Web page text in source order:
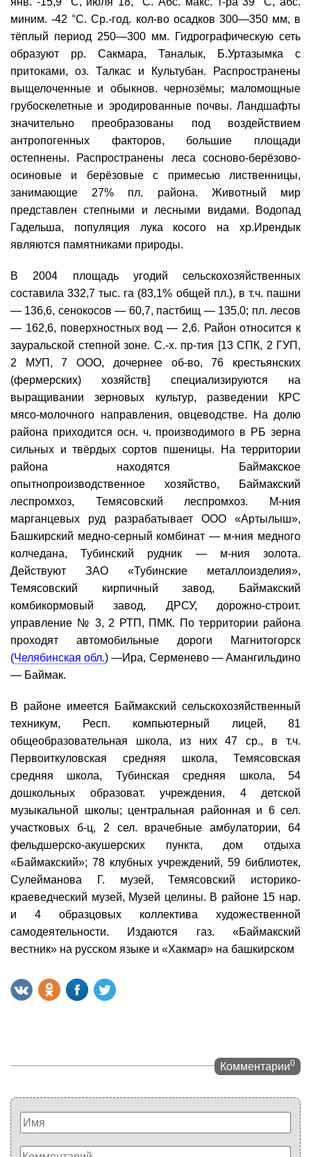
миним. -42 °С. Ср.-год. кол-во осадков 300—350 мм, в
тёплый период 250—300 мм. Гидрографическую сеть
образуют рр. Сакмара, Таналык, Б.Уртазымка с
притоками, оз. Талкас и Культубан. Распространены
выщелоченные и обыкнов. чернозёмы; маломощные
грубоскелетные и эродированные почвы. Ландшафты
значительно преобразованы под воздействием
антропогенных факторов, большие площади
остепнены. Распространены леса сосново-берёзово-
осиновые и берёзовые с примесью лиственницы,
занимающие 27% пл. района. Животный мир
представлен степными и лесными видами. Водопад
Гадельша, популяция лука косого на хр.Ирендык
являются памятниками природы.
В 2004 площадь угодий сельскохозяйственных
составила 332,7 тыс. га (83,1% общей пл.), в т.ч. пашни
— 136,6, сенокосов — 60,7, пастбищ — 135,0; пл. лесов
— 162,6, поверхностных вод — 2,6. Район относится к
зауральской степной зоне. С.-х. пр-тия [13 СПК, 2 ГУП,
2 МУП, 7 ООО, дочернее об-во, 76 крестьянских
(фермерских) хозяйств] специализируются на
выращивании зерновых культур, разведении КРС
мясо-молочного направления, овцеводстве. На долю
района приходится осн. ч. производимого в РБ зерна
сильных и твёрдых сортов пшеницы. На территории
района находятся Баймакское
опытнопроизводственное хозяйство, Баймакский
леспромхоз, Темясовский леспромхоз. М-ния
марганцевых руд разрабатывает ООО «Артылыш»,
Башкирский медно-серный комбинат — м-ния медного
колчедана, Тубинский рудник — м-ния золота.
Действуют ЗАО «Тубинские металлоизделия»,
Темясовский кирпичный завод, Баймакский
комбикормовый завод, ДРСУ, дорожно-строит.
управление № 3, 2 РТП, ПМК. По территории района
проходят автомобильные дороги Магнитогорск
(Челябинская обл.) —Ира, Серменево — Амангильдино
— Баймак.
В районе имеется Баймакский сельскохозяйственный
техникум, Респ. компьютерный лицей, 81
общеобразовательная школа, из них 47 ср., в т.ч.
Первоиткуловская средняя школа, Темясовская
средняя школа, Тубинская средняя школа, 54
дошкольных образоват. учреждения, 4 детской
музыкальной школы; центральная районная и 6 сел.
участковых б-ц, 2 сел. врачебные амбулатории, 64
фельдшерско-акушерских пункта, дом отдыха
«Баймакский»; 78 клубных учреждений, 59 библиотек,
Сулейманова Г. музей, Темясовский историко-
краеведческий музей, Музей целины. В районе 15 нар.
и 4 образцовых коллектива художественной
самодеятельности. Издаются газ. «Баймакский
вестник» на русском языке и «Хакмар» на башкирском
Комментарии0